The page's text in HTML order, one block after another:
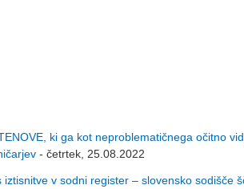
ki ga kot neproblematičnega očitno
- četrtek, 25.08.2022
v sodni register – slovensko sodišče